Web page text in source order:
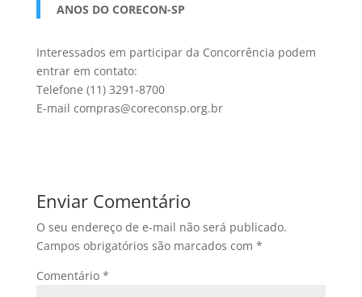
ANOS DO CORECON-SP
Interessados em participar da Concorrência podem
entrar em contato:
Telefone (11) 3291-8700
E-mail compras@coreconsp.org.br
Enviar Comentário
O seu endereço de e-mail não será publicado.
Campos obrigatórios são marcados com *
Comentário *